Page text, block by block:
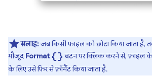
सलाह:जब किसी फ़ाइल को छोटा किया जाता है,
मौजूद Format data_object बटन पर क्लिक करने से, फ़ाइल
के लिए उसे फिर से फ़ॉर्मैट किया जाता है.